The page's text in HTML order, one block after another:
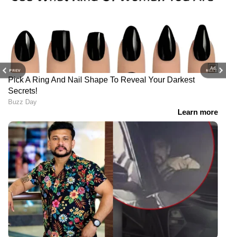
PREV NEXT